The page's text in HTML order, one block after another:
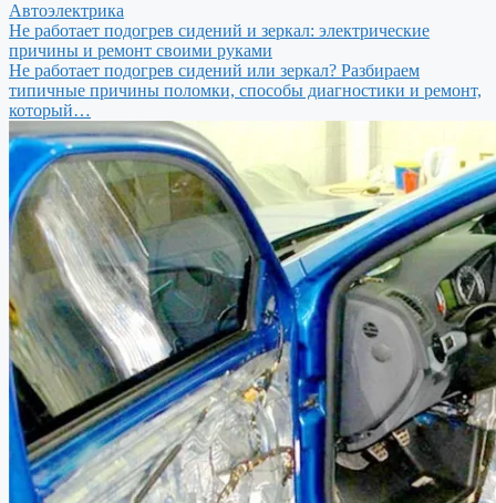
Автоэлектрика
Не работает подогрев сидений и зеркал: электрические
причины и ремонт своими руками
Не работает подогрев сидений или зеркал? Разбираем
типичные причины поломки, способы диагностики и ремонт,
который…